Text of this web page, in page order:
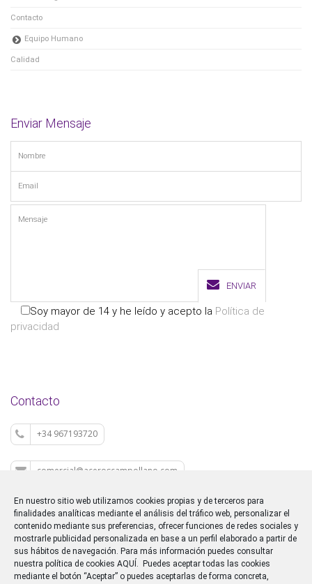
En nuestro sitio web utilizamos cookies propias y de terceros para
finalidades analíticas mediante el análisis del tráfico web, personalizar el
contenido mediante sus preferencias, ofrecer funciones de redes sociales y
mostrarle publicidad personalizada en base a un perfil elaborado a partir de
sus hábitos de navegación. Para más información puedes consultar
nuestra política de cookies AQUÍ . Puedes aceptar todas las cookies
mediante el botón “Aceptar” o puedes aceptarlas de forma concreta,
Contacto
Equipo Humano
Calidad
Enviar Mensaje
ENVIAR
Soy mayor de 14 y he leído y acepto la Política de
privacidad
Contacto
+34 967193720
comercial@aceroscampollano.com
P.I. CAMPOLLANO C/M 5